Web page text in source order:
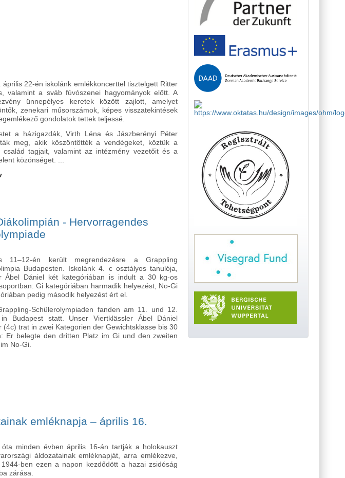
in unserem Bildungszentrum tartalommal kapcsolatosan
április 22-én iskolánk emlékkoncerttel tisztelgett Ritter
valamint a sváb fúvószenei hagyományok előtt. A
ünnepélyes keretek között zajlott, amelyet
zenekari műsorszámok, képes visszatekintések
gondolatok tettek teljessé.
a házigazdák, Virth Léna és Jászberényi Péter
meg, akik köszöntötték a vendégeket, köztük a
család tagjait, valamint az intézmény vezetőit és a
közönséget. ...
kapcsolatosan
- Hervorragendes
11–12-én került megrendezésre a Grappling
Budapesten. Iskolánk 4. c osztályos tanulója,
Ábel Dániel két kategóriában is indult a 30 kg-os
Gi kategóriában harmadik helyezést, No-Gi
pedig második helyezést ért el.
Schülerolympiaden fanden am 11. und 12.
Budapest statt. Unser Viertklässler Ábel Dániel
(4c) trat in zwei Kategorien der Gewichtsklasse bis 30
Er belegte den dritten Platz im Gi und den zweiten
No-Gi.
- Hervorragendes Ergebnis bei der Grappling-Schülerolympiade tartalommal kapcsolatosan
emléknapja – április 16.
óta minden évben április 16-án tartják a holokauszt
áldozatainak emléknapját, arra emlékezve,
1944-ben ezen a napon kezdődött a hazai zsidóság
zárása.